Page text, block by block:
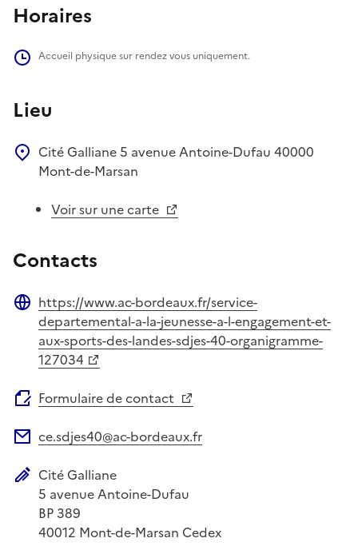
Horaires
Accueil physique sur rendez vous uniquement.
Lieu
Cité Galliane 5 avenue Antoine-Dufau 40000
Mont-de-Marsan
Voir sur une carte
Contacts
Site web
https://www.ac-bordeaux.fr/service-
departemental-a-la-jeunesse-a-l-engagement-et-
aux-sports-des-landes-sdjes-40-organigramme-
127034
Formulaire de contact
ce.sdjes40@ac-bordeaux.fr
Adresse postale
Cité Galliane
5 avenue Antoine-Dufau
BP 389
40012 Mont-de-Marsan Cedex